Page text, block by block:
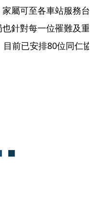
屬可至各車站服務台
針對每一位罹難及重
前已安排80位同仁協